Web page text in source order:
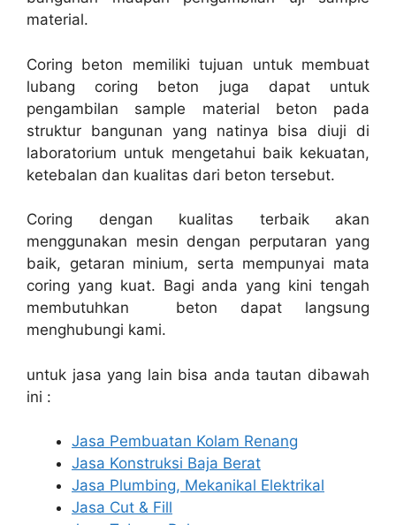
material.
Coring beton memiliki tujuan untuk membuat
lubang coring beton juga dapat untuk
pengambilan sample material beton pada
struktur bangunan yang natinya bisa diuji di
laboratorium untuk mengetahui baik kekuatan,
ketebalan dan kualitas dari beton tersebut.
Coring dengan kualitas terbaik akan
menggunakan mesin dengan perputaran yang
baik, getaran minium, serta mempunyai mata
coring yang kuat. Bagi anda yang kini tengah
membutuhkan beton dapat langsung
menghubungi kami.
untuk jasa yang lain bisa anda tautan dibawah
ini :
Jasa Pembuatan Kolam Renang
Jasa Konstruksi Baja Berat
Jasa Plumbing, Mekanikal Elektrikal
Jasa Cut & Fill